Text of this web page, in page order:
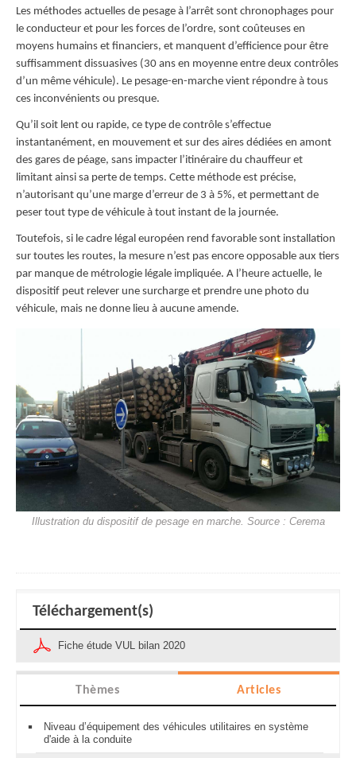
Les méthodes actuelles de pesage à l’arrêt sont chronophages pour
le conducteur et pour les forces de l’ordre, sont coûteuses en
moyens humains et financiers, et manquent d’efficience pour être
suffisamment dissuasives (30 ans en moyenne entre deux contrôles
d’un même véhicule). Le pesage-en-marche vient répondre à tous
ces inconvénients ou presque.
Qu’il soit lent ou rapide, ce type de contrôle s’effectue
instantanément, en mouvement et sur des aires dédiées en amont
des gares de péage, sans impacter l’itinéraire du chauffeur et
limitant ainsi sa perte de temps. Cette méthode est précise,
n’autorisant qu’une marge d’erreur de 3 à 5%, et permettant de
peser tout type de véhicule à tout instant de la journée.
Toutefois, si le cadre légal européen rend favorable sont installation
sur toutes les routes, la mesure n’est pas encore opposable aux tiers
par manque de métrologie légale impliquée. A l’heure actuelle, le
dispositif peut relever une surcharge et prendre une photo du
véhicule, mais ne donne lieu à aucune amende.
Illustration du dispositif de pesage en marche. Source : Cerema
Téléchargement(s)
Fiche étude VUL bilan 2020
Thèmes Articles
Niveau d’équipement des véhicules utilitaires en système
d'aide à la conduite